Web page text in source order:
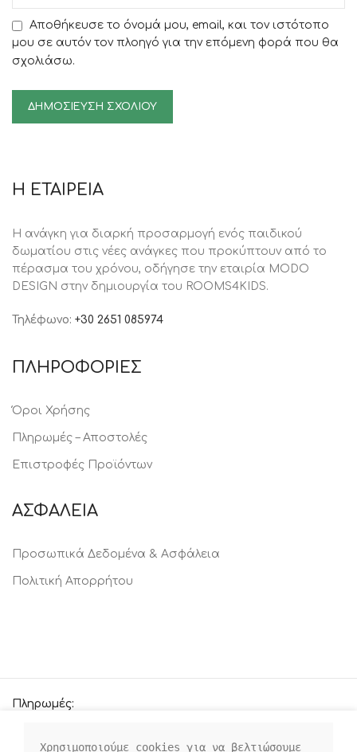
Αποθήκευσε το όνομά μου, email, και τον ιστότοπο
μου σε αυτόν τον πλοηγό για την επόμενη φορά που θα
σχολιάσω.
Η ΕΤΑΙΡΕΙΑ
Η ανάγκη για διαρκή προσαρμογή ενός παιδικού
δωματίου στις νέες ανάγκες που προκύπτουν από το
πέρασμα του χρόνου, oδήγησε την εταιρία MODO
DESIGN στην δημιουργία του ROOMS4KIDS.
Τηλέφωνο: +30 2651 085974
ΠΛΗΡΟΦΟΡΙΕΣ
Όροι Χρήσης
Πληρωμές – Αποστολές
Επιστροφές Προϊόντων
ΑΣΦΑΛΕΙΑ
Προσωπικά Δεδομένα & Ασφάλεια
Πολιτική Απορρήτου
Πληρωμές:
Χρησιμοποιούμε cookies για να βελτιώσουμε